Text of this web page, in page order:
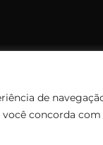
de
concorda